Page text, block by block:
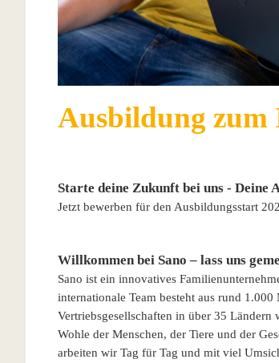
Ausbildung
Starte deine Zukunft bei uns - Deine
Jetzt bewerben für den Ausbildungsstart
Willkommen bei Sano – lass uns
Sano ist ein innovatives
internationale Team besteht aus rund
Vertriebsgesellschaften in über 35
Wohle der Menschen, der Tiere und der
arbeiten wir Tag für Tag und mit viel